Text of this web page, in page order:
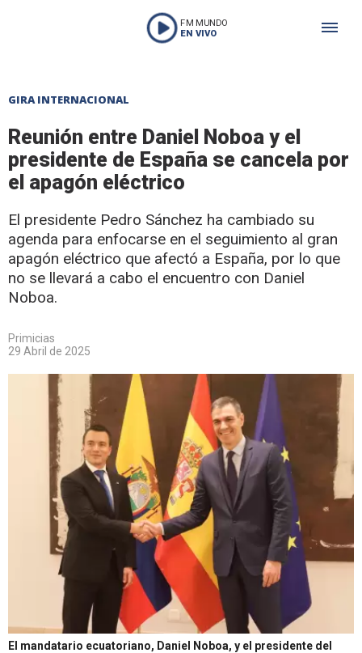
FM MUNDO
EN VIVO
GIRA INTERNACIONAL
Reunión entre Daniel Noboa y el
presidente de España se cancela por
el apagón eléctrico
El presidente Pedro Sánchez ha cambiado su
agenda para enfocarse en el seguimiento al gran
apagón eléctrico que afectó a España, por lo que
no se llevará a cabo el encuentro con Daniel
Noboa.
Primicias
29 Abril de 2025
El mandatario ecuatoriano, Daniel Noboa, y el presidente del